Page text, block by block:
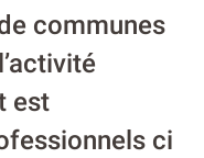
communes
est
ci